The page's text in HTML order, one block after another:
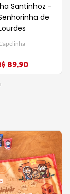
Santinhoz -
de
89,90